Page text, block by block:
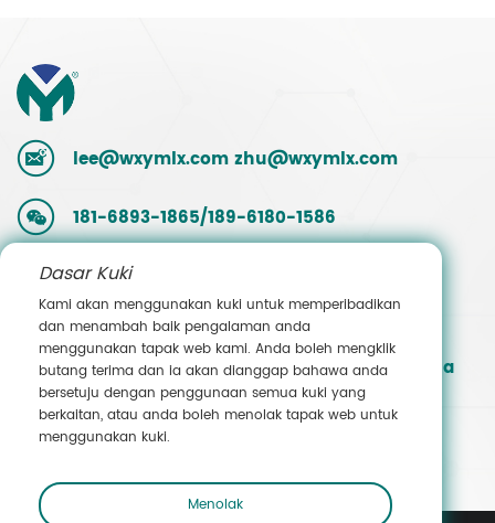
lee@wxymlx.com zhu@wxymlx.com
181-6893-1865/189-6180-1586
0086-510-85581586
9, Jalan Mengcun, Taman Perindustrian
Hudai, Daerah Binhu, Wuxi, Jiangsu, China
Hubungi Jualan
Dasar Kuki
Kami akan menggunakan kuki untuk memperibadikan
dan menambah baik pengalaman anda
menggunakan tapak web kami. Anda boleh mengklik
butang terima dan ia akan dianggap bahawa anda
bersetuju dengan penggunaan semua kuki yang
berkaitan, atau anda boleh menolak tapak web untuk
menggunakan kuki.
Menolak